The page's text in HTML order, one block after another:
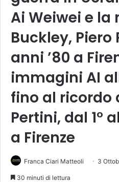
Ai Weiwei e
Buckley, Piero
anni ’80 a
immagini AI
fino al ricordo
Pertini, dal 1°
a Firenze
Franca Ciari Matteoli 3
30 minuti di lettura